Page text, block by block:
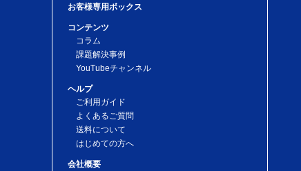
お客様専用ボックス
コンテンツ
コラム
課題解決事例
YouTubeチャンネル
ヘルプ
ご利用ガイド
よくあるご質問
送料について
はじめての方へ
会社概要